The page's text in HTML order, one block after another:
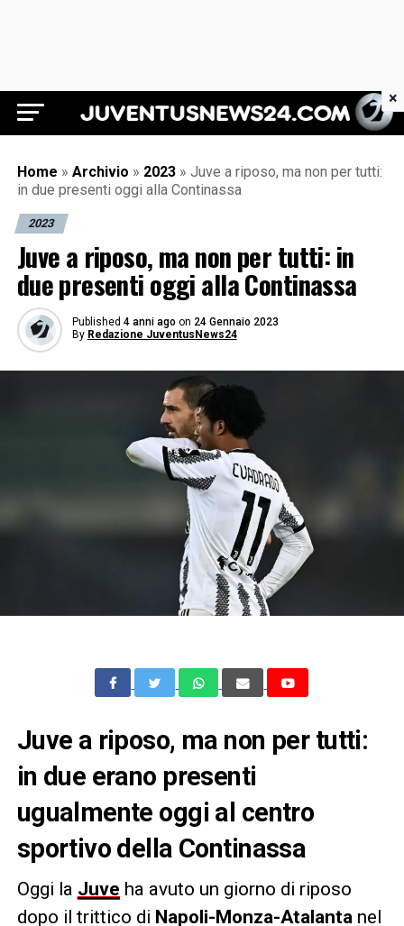
Juventus News 24
Home » Archivio » 2023 » Juve a riposo, ma non per tutti:
in due presenti oggi alla Continassa
2023
Juve a riposo, ma non per tutti: in
due presenti oggi alla Continassa
Published 4 anni ago on 24 Gennaio 2023
By Redazione JuventusNews24
Juve a riposo, ma non per tutti:
in due erano presenti
ugualmente oggi al centro
sportivo della Continassa
Oggi la Juve ha avuto un giorno di riposo
dopo il trittico di Napoli-Monza-Atalanta nel
×